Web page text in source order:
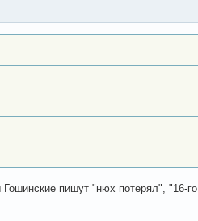
пишут "нюх потерял", "16-го